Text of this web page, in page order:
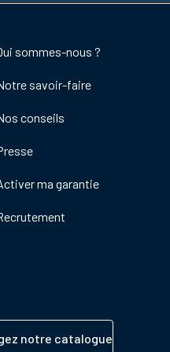
sommes-nous ?
savoir-faire
conseils
ma garantie
notre catalogue